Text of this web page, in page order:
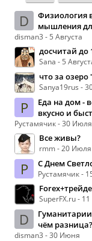
D
Физиология
мышления
disman3 - 5 Августа
досчитай до
Sana - 5
что за озеро
Sanya19rus -
Р
Еда на дом -
вкусно и
Рустамячик - 30 Июля
Все живы?
rmm - 20 Июля
Р С Днем
Рустамячик -
SuperFX.ru -
D
чём разница?
disman3 - 30 Июня